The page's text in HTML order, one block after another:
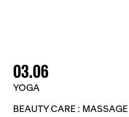
03.06
YOGA
BEAUTY CARE : MASSAGE